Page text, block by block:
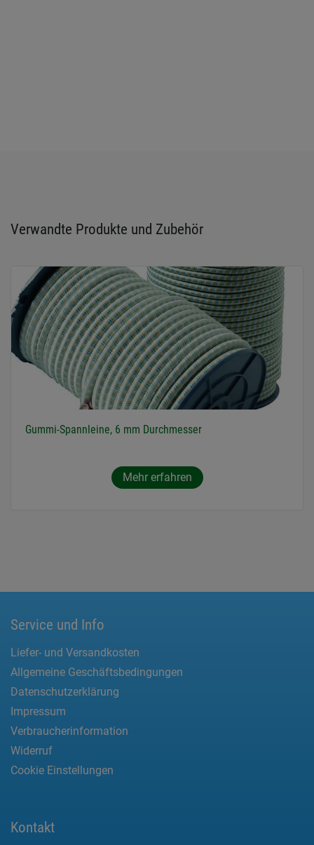
Verwandte Produkte und Zubehör
Gummi-Spannleine, 6 mm Durchmesser
Mehr erfahren
Service und Info
Liefer- und Versandkosten
Allgemeine Geschäftsbedingungen
Datenschutzerklärung
Impressum
Verbraucherinformation
Widerruf
Cookie Einstellungen
Kontakt